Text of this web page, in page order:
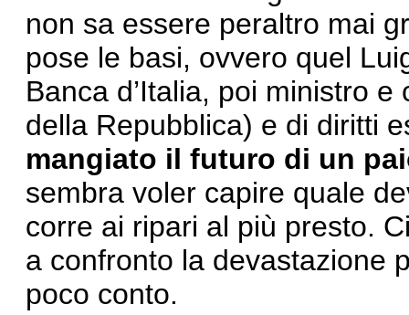
non sa essere peraltro mai
pose le basi, ovvero quel
Banca d’Italia, poi ministro
della Repubblica) e di diritti
mangiato il futuro di un
sembra voler capire quale
corre ai ripari al più presto.
a confronto la devastazione
poco conto.